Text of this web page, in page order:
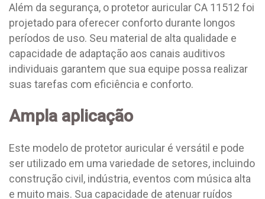
Além da segurança, o protetor auricular CA 11512 foi
projetado para oferecer conforto durante longos
períodos de uso. Seu material de alta qualidade e
capacidade de adaptação aos canais auditivos
individuais garantem que sua equipe possa realizar
suas tarefas com eficiência e conforto.
Ampla aplicação
Este modelo de protetor auricular é versátil e pode
ser utilizado em uma variedade de setores, incluindo
construção civil, indústria, eventos com música alta
e muito mais. Sua capacidade de atenuar ruídos